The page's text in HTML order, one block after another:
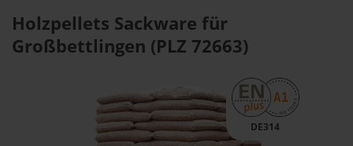
Holzpellets Sackware für
Großbettlingen (PLZ 72663)
DE314